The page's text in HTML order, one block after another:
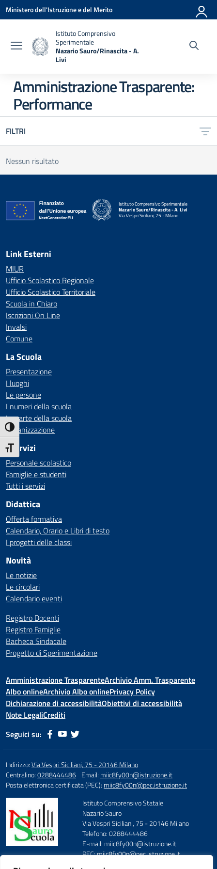
Attiva/disattiva alto contrasto
Attiva/disattiva dimensione testo
Vai ai contenuti
Vai al menu di navigazione
Vai al footer
Ministero dell'Istruzione e del Merito
Istituto Comprensivo
Sperimentale
Nazario Sauro/Rinascita - A.
Livi
Amministrazione Trasparente:
Performance
FILTRI
Nessun risultato
Istituto Comprensivo Sperimentale
Nazario Sauro/Rinascita - A. Livi
Via Vespri Siciliani, 75 - Milano
— Visita la pagina iniziale della scuola
Link Esterni
MIUR
Ufficio Scolastico Regionale
Ufficio Scolastico Territoriale
Scuola in Chiaro
Iscrizioni On Line
Invalsi
Comune
La Scuola
Presentazione
I luoghi
Le persone
I numeri della scuola
Le carte della scuola
Organizzazione
I Servizi
Personale scolastico
Famiglie e studenti
Tutti i servizi
Didattica
Offerta formativa
Calendario, Orario e Libri di testo
I progetti delle classi
Novità
Le notizie
Le circolari
Calendario eventi
Registro Docenti
Registro Famiglie
Bacheca Sindacale
Progetto di Sperimentazione
Amministrazione TrasparenteArchivio Amm. Trasparente
Albo onlineArchivio Albo onlinePrivacy Policy
Dichiarazione di accessibilitàObiettivi di accessibilità
Note LegaliCrediti
Seguici su:
Indirizzo:Via Vespri Siciliani, 75 - 20146 Milano
Centralino:0288444486 Email: miic8fy00n@istruzione.it
Posta elettronica certificata (PEC): miic8fy00n@pec.istruzione.it
Istituto Comprensivo Statale
Nazario Sauro
Via Vespri Siciliani, 75 - 20146 Milano
Telefono: 0288444486
E-mail: miic8fy00n@istruzione.it
PEC: miic8fy00n@pec.istruzione.it